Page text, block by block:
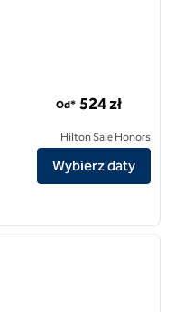
Od* 524 zł
Hilton Sale Honors
Wybierz daty